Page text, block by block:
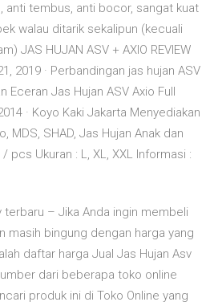
anti tembus, anti bocor, sangat kuat
walau ditarik sekalipun (kecuali
JAS HUJAN ASV + AXIO REVIEW
2019 · Perbandingan jas hujan ASV
Jas Hujan ASV Axio Full
· Koyo Kaki Jakarta Menyediakan
MDS, SHAD, Jas Hujan Anak dan
pcs Ukuran : L, XL, XXL Informasi :
terbaru – Jika Anda ingin membeli
masih bingung dengan harga yang
daftar harga Jual Jas Hujan Asv
dari beberapa toko online
produk ini di Toko Online yang